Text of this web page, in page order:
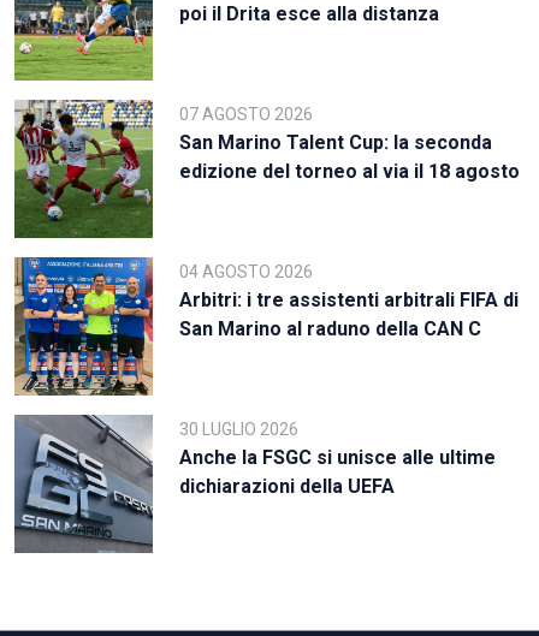
poi il Drita esce alla distanza
07 AGOSTO 2026
San Marino Talent Cup: la seconda
edizione del torneo al via il 18 agosto
04 AGOSTO 2026
Arbitri: i tre assistenti arbitrali FIFA di
San Marino al raduno della CAN C
30 LUGLIO 2026
Anche la FSGC si unisce alle ultime
dichiarazioni della UEFA